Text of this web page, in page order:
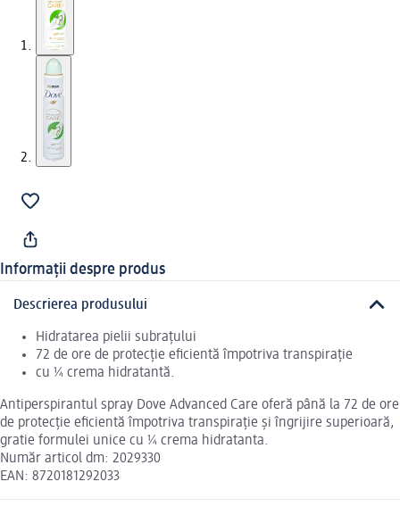
Informații despre produs
Descrierea produsului
Hidratarea pielii subrațului
72 de ore de protecție eficientă împotriva transpirație
cu ¼ crema hidratantă.
Antiperspirantul spray Dove Advanced Care oferă până la 72 de ore
de protecție eficientă împotriva transpirație și îngrijire superioară,
gratie formulei unice cu ¼ crema hidratanta.
Număr articol dm: 2029330
EAN: 8720181292033